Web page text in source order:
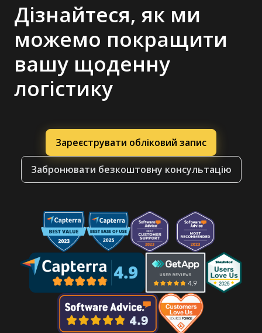
Дізнайтеся, як ми
можемо покращити
вашу щоденну
логістику
Зареєструвати обліковий запис
Забронювати безкоштовну консультацію